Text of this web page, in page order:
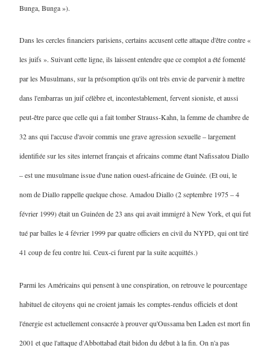
Bunga, Bunga »).
Dans les cercles financiers parisiens, certains accusent cette attaque d'être contre «
les juifs ». Suivant cette ligne, ils laissent entendre que ce complot a été fomenté
par les Musulmans, sur la présomption qu'ils ont très envie de parvenir à mettre
dans l'embarras un juif célèbre et, incontestablement, fervent sioniste, et aussi
peut-être parce que celle qui a fait tomber Strauss-Kahn, la femme de chambre de
32 ans qui l'accuse d'avoir commis une grave agression sexuelle – largement
identifiée sur les sites internet français et africains comme étant Nafissatou Diallo
– est une musulmane issue d'une nation ouest-africaine de Guinée. (Et oui, le
nom de Diallo rappelle quelque chose. Amadou Diallo (2 septembre 1975 – 4
février 1999) était un Guinéen de 23 ans qui avait immigré à New York, et qui fut
tué par balles le 4 février 1999 par quatre officiers en civil du NYPD, qui ont tiré
41 coup de feu contre lui. Ceux-ci furent par la suite acquittés.)
Parmi les Américains qui pensent à une conspiration, on retrouve le pourcentage
habituel de citoyens qui ne croient jamais les comptes-rendus officiels et dont
l'énergie est actuellement consacrée à prouver qu'Oussama ben Laden est mort fin
2001 et que l'attaque d'Abbottabad était bidon du début à la fin. On n'a pas